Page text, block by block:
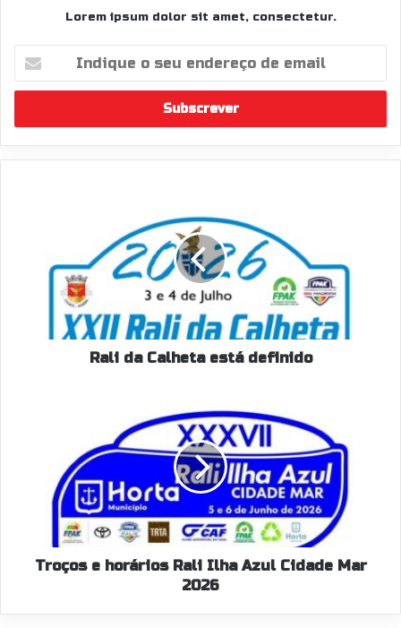
Lorem ipsum dolor sit amet, consectetur.
seu
de
email
definido
Rali da Calheta está definido
Troços e horários Rali Ilha Azul Cidade Mar
2026